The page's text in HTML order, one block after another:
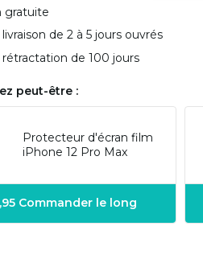
gratuite
de 2 à 5 jours ouvrés
rétractation de 100 jours
peut-être :
Protecteur d'écran film
iPhone 12 Pro Max
Commander le long